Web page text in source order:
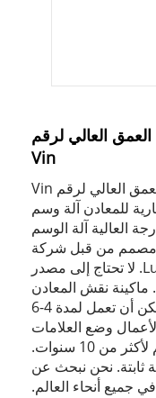
العالي لرقم
Vin
آلة وضع العلامات المحمولة ذات العمق العالي لرقم Vin
للمعادن آلة وسم
العالية آلة الوسم
مصمم من قبل شركة
Luyue CNC Equipment Co. Ltd. لا تحتاج إلى مصدر
ماكينة نقش المعادن
لاسلكية بالكامل، بطارية واحدة يمكن أن تعمل لمدة 4-6
وضع العلامات
الخارجية. لقد تخصصنا في آلة الوسم لأكثر من 10 سنوات.
ثابتة. نحن نبحث عن
جميع أنحاء العالم.